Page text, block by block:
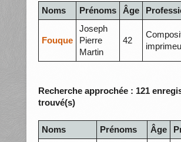
Noms Prénoms Âge
Fouque
Joseph
Pierre
Martin
42
Recherche approchée : 121
trouvé(s)
Noms Prénoms Âge